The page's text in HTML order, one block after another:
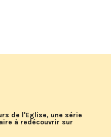
de l'Église, une série
à redécouvrir sur